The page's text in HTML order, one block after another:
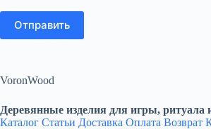
Отправить
VoronWood
Деревянные изделия для игры, ритуала
Каталог Статьи Доставка Оплата Возврат